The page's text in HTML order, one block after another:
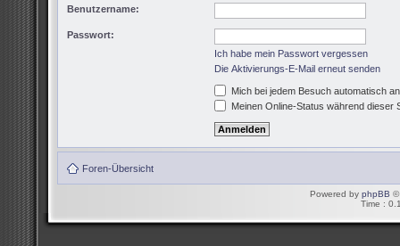
Benutzername:
Passwort:
Ich habe mein Passwort vergessen
Die Aktivierungs-E-Mail erneut senden
Mich bei jedem Besuch automatisch
Meinen Online-Status während dieser
Foren-Übersicht
Powered by phpBB ©
Time :